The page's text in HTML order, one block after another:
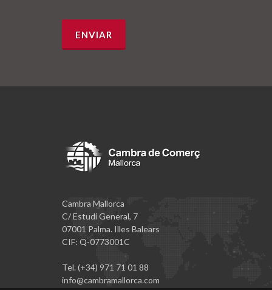
Cambra Mallorca
C/ Estudi General, 7
07001 Palma. Illes Balears
CIF: Q-0773001C
Tel. (+34) 971 71 01 88
info@cambramallorca.com